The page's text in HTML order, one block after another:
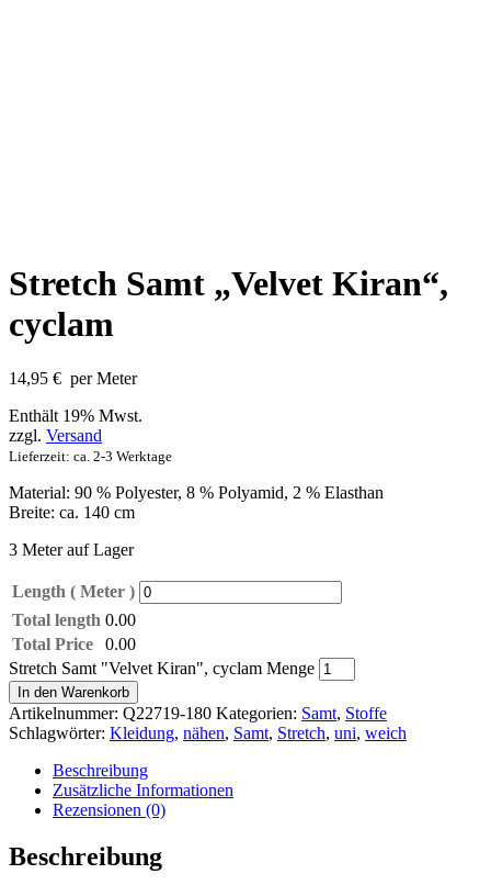
Stretch Samt „Velvet Kiran“,
cyclam
14,95 € per Meter
Enthält 19% Mwst.
zzgl. Versand
Lieferzeit: ca. 2-3 Werktage
Material: 90 % Polyester, 8 % Polyamid, 2 % Elasthan
Breite: ca. 140 cm
3 Meter auf Lager
Length ( Meter )
Total length 0.00
Total Price
0.00
Stretch Samt "Velvet Kiran", cyclam Menge
In den Warenkorb
Artikelnummer: Q22719-180 Kategorien: Samt, Stoffe
Schlagwörter: Kleidung, nähen, Samt, Stretch, uni, weich
Beschreibung
Zusätzliche Informationen
Rezensionen (0)
Beschreibung